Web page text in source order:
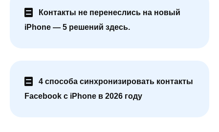
Контакты не перенеслись на новый
iPhone — 5 решений здесь.
4 способа синхронизировать контакты
Facebook с iPhone в 2026 году